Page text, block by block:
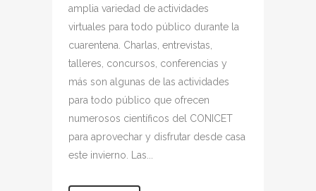
amplia variedad de actividades
virtuales para todo público durante la
cuarentena. Charlas, entrevistas,
talleres, concursos, conferencias y
más son algunas de las actividades
para todo público que ofrecen
numerosos científicos del CONICET
para aprovechar y disfrutar desde casa
este invierno. Las...